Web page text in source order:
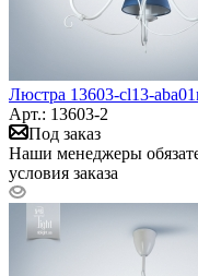
Люстра 13603-cl13-
Арт.: 13603-2
Под заказ
Наши менеджеры
условия заказа